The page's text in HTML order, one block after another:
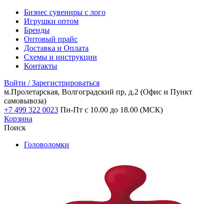
Бизнес сувениры с лого
Игрушки оптом
Бренды
Оптовый прайс
Доставка и Оплата
Схемы и инструкции
Контакты
Войти / Зарегистрироваться
м.Пролетарская, Волгоградский пр, д.2 (Офис и Пункт
самовывоза)
+7 499 322 0023 Пн-Пт с 10.00 до 18.00 (МСК)
Корзина
Поиск
Головоломки